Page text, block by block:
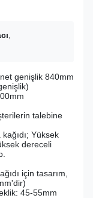
genişlik 840mm
talebine
Yüksek
dereceli
için tasarım,
45-55mm